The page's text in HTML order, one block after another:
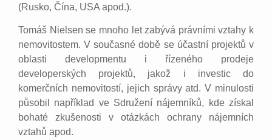
(Rusko, Čína, USA apod.).
Tomáš Nielsen se mnoho let zabývá právními vztahy k
nemovitostem. V současné době se účastní projektů v
oblasti developmentu i řízeného prodeje
developerských projektů, jakož i investic do
komerčních nemovitostí, jejich správy atd. V minulosti
působil například ve Sdružení nájemníků, kde získal
bohaté zkušenosti v otázkách ochrany nájemních
vztahů apod.